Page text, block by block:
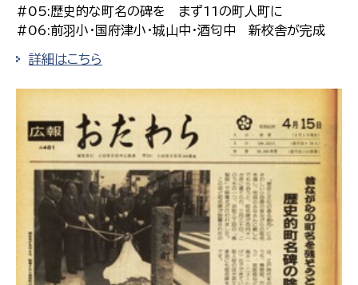
#05:歴史的な町名の碑を まず11の町人町に
#06:前羽小・国府津小・城山中・酒匂中 新校舎が完成
詳細はこちら